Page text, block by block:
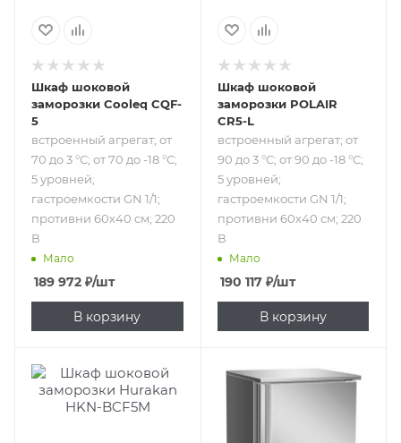
60х40 см; 220 В
Шкаф шоковой
заморозки Cooleq CQF-
5
встроенный агрегат; от
70 до 3 °С; от 70 до -18 °С;
5 уровней;
гастроемкости GN 1/1;
противни 60х40 см; 220
В
Мало
189 972 ₽/шт
В корзину
60х40 см; 220 В
Шкаф шоковой
заморозки POLAIR
CR5-L
встроенный агрегат; от
90 до 3 °С; от 90 до -18 °С;
5 уровней;
гастроемкости GN 1/1;
противни 60х40 см; 220
В
Мало
190 117₽/шт
В корзину
Подпись к товару
от 70 до 3 °С; от 70
до -18 °С; 5
Подпись к товару
встроенный